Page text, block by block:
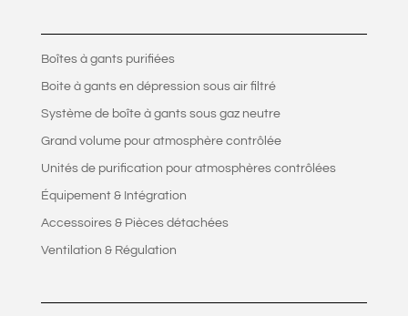
Boîtes à gants purifiées
Boite à gants en dépression sous air filtré
Système de boîte à gants sous gaz neutre
Grand volume pour atmosphère contrôlée
Unités de purification pour atmosphères contrôlées
Équipement & Intégration
Accessoires & Pièces détachées
Ventilation & Régulation